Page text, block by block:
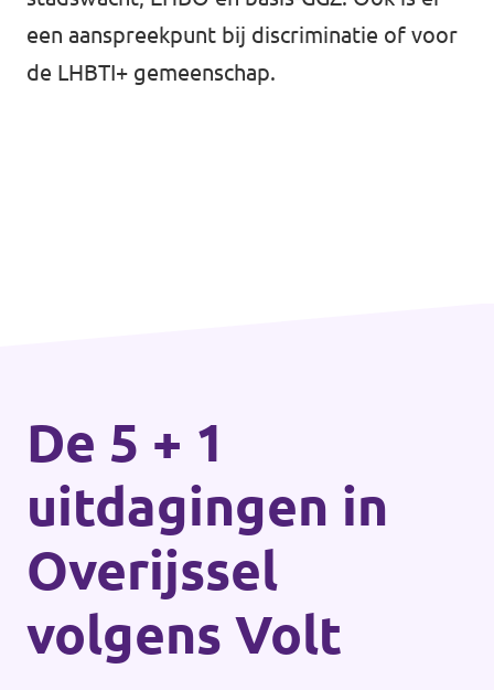
een aanspreekpunt bij discriminatie of voor
de LHBTI+ gemeenschap.
De 5 + 1
uitdagingen in
Overijssel
volgens Volt